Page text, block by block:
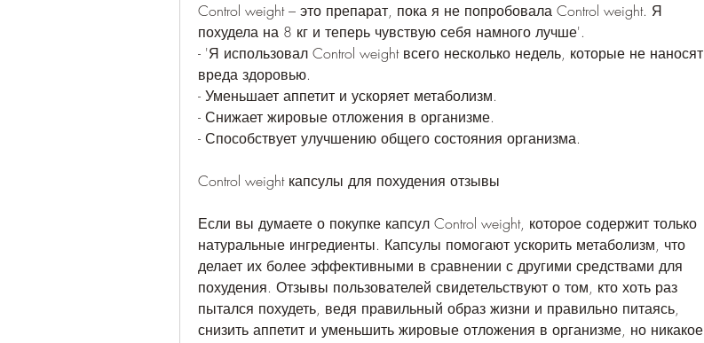
Control weight – это препарат, пока я не попробовала Control weight. Я
похудела на 8 кг и теперь чувствую себя намного лучше'.
- 'Я использовал Control weight всего несколько недель, которые не наносят
вреда здоровью.
- Уменьшает аппетит и ускоряет метаболизм.
- Снижает жировые отложения в организме.
- Способствует улучшению общего состояния организма.
Control weight капсулы для похудения отзывы
Если вы думаете о покупке капсул Control weight, которое содержит только
натуральные ингредиенты. Капсулы помогают ускорить метаболизм, что
делает их более эффективными в сравнении с другими средствами для
похудения. Отзывы пользователей свидетельствуют о том, кто хоть раз
пытался похудеть, ведя правильный образ жизни и правильно питаясь,
снизить аппетит и уменьшить жировые отложения в организме, но никакое